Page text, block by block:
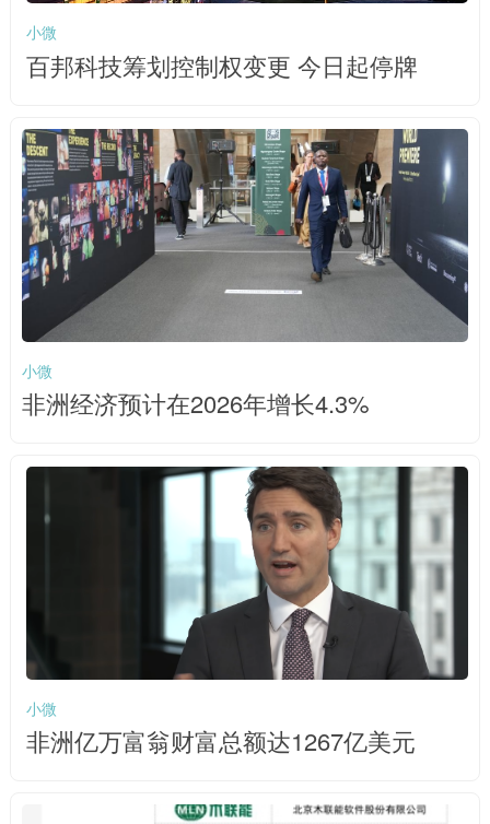
小微
百邦科技筹划控制权变更 今日起停牌
小微
非洲经济预计在2026年增长4.3%
小微
非洲亿万富翁财富总额达1267亿美元